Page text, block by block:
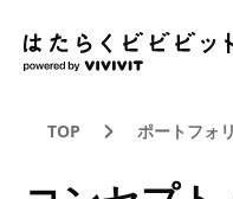
TOP ポートフォ